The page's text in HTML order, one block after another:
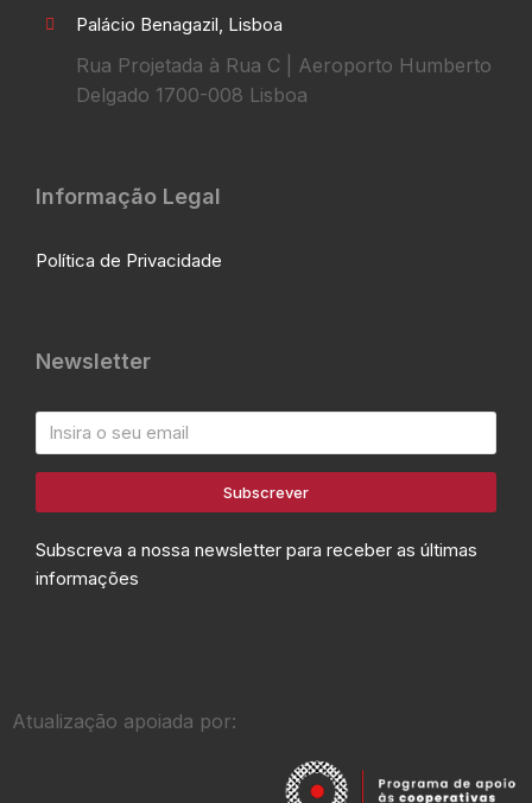
Palácio Benagazil, Lisboa
Rua Projetada à Rua C | Aeroporto Humberto
Delgado 1700-008 Lisboa
Informação Legal
Política de Privacidade
Newsletter
Subscrever
Subscreva a nossa newsletter para receber as últimas
informações
Atualização apoiada por: